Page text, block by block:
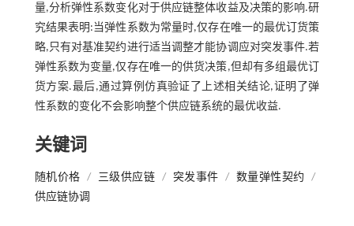
量,分析弹性系数变化对于供应链整体收益及决策的影响.研
究结果表明:当弹性系数为常量时,仅存在唯一的最优订货策
略,只有对基准契约进行适当调整才能协调应对突发事件.若
弹性系数为变量,仅存在唯一的供货决策,但却有多组最优订
货方案.最后,通过算例仿真验证了上述相关结论,证明了弹
性系数的变化不会影响整个供应链系统的最优收益.
关键词
随机价格 / 三级供应链 / 突发事件 / 数量弹性契约
/
供应链协调